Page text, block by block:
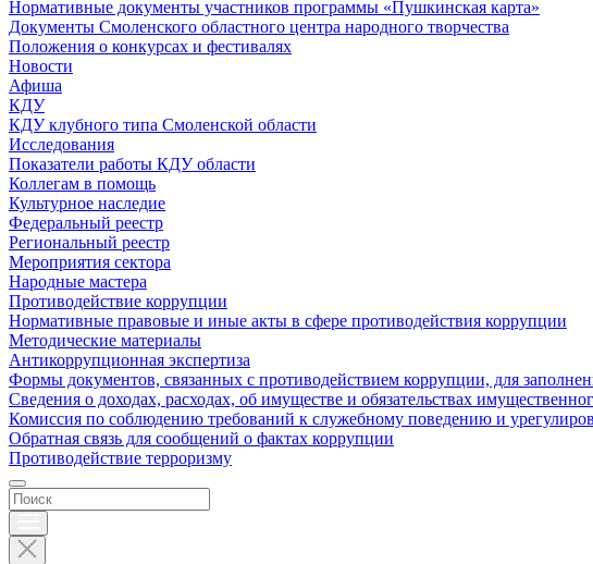
Нормативные документы участников программы «Пушкинская карта»
Документы Смоленского областного центра народного творчества
Положения о конкурсах и фестивалях
Новости
Афиша
КДУ
КДУ клубного типа Смоленской области
Исследования
Показатели работы КДУ области
Коллегам в помощь
Культурное наследие
Федеральный реестр
Региональный реестр
Мероприятия сектора
Народные мастера
Противодействие коррупции
Нормативные правовые и иные акты в сфере противодействия коррупции
Методические материалы
Антикоррупционная экспертиза
Формы документов, связанных с противодействием коррупции, для
Сведения о доходах, расходах, об имуществе и обязательствах
Комиссия по соблюдению требований к служебному поведению и
Обратная связь для сообщений о фактах коррупции
Противодействие терроризму